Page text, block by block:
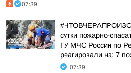
07:39
сутки пожарно-
ГУ МЧС России по
реагировали на: 7
07:39